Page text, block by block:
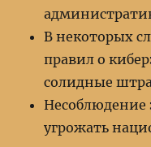
В некоторых
правил о
солидные
Несоблюдение
угрожать